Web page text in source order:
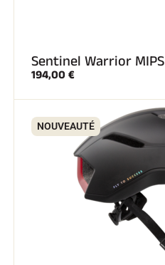
Sentinel Warrior MIPS
194,00 €
NOUVEAUTÉ